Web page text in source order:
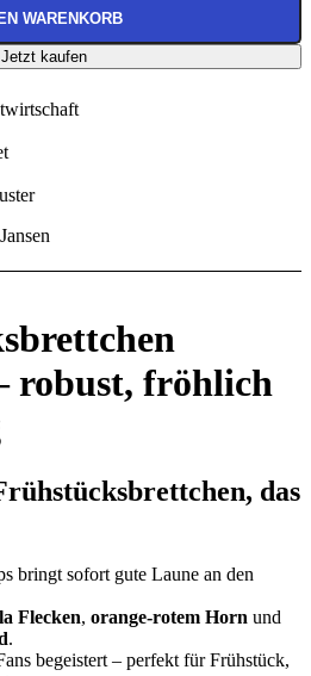
WARENKORB
Jetzt kaufen
robust, fröhlich
das
bringt sofort gute Laune an den
Flecken, orange-rotem Horn und
.
begeistert – perfekt für Frühstück,